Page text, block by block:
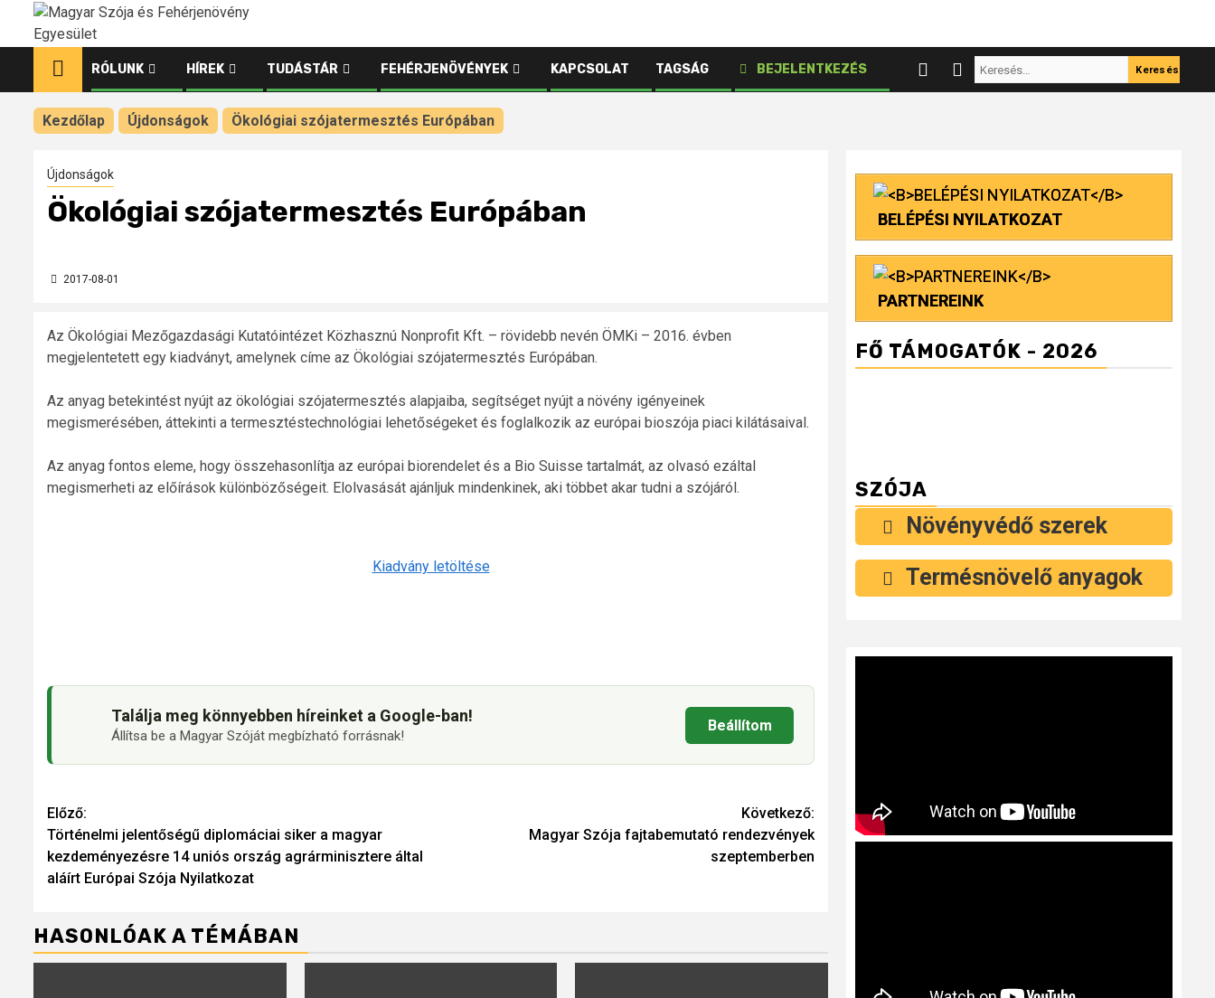
Ugrás
tartalomhoz
RÓLUNK HÍREK TUDÁSTÁR FEHÉRJENÖVÉNYEK KAPCSOLAT TAGSÁG BEJELENTKEZÉS Keresés:
Kezdőlap Újdonságok Ökológiai szójatermesztés Európában
Újdonságok
Ökológiai szójatermesztés Európában
2017-08-01
Az Ökológiai Mezőgazdasági Kutatóintézet Közhasznú Nonprofit Kft. – rövidebb nevén ÖMKi – 2016. évben
megjelentetett egy kiadványt, amelynek címe az Ökológiai szójatermesztés Európában.
Az anyag betekintést nyújt az ökológiai szójatermesztés alapjaiba, segítséget nyújt a növény igényeinek
megismerésében, áttekinti a termesztéstechnológiai lehetőségeket és foglalkozik az európai bioszója piaci kilátásaival.
Az anyag fontos eleme, hogy összehasonlítja az európai biorendelet és a Bio Suisse tartalmát, az olvasó ezáltal
megismerheti az előírások különbözőségeit. Elolvasását ajánljuk mindenkinek, aki többet akar tudni a szójáról.
Kiadvány letöltése
Találja meg könnyebben híreinket a Google-ban!
Állítsa be a Magyar Szóját megbízható forrásnak!
Beállítom
Continue
Reading
Előző:
Történelmi jelentőségű diplomáciai siker a magyar
kezdeményezésre 14 uniós ország agrárminisztere által
aláírt Európai Szója Nyilatkozat
Következő:
Magyar Szója fajtabemutató rendezvények
szeptemberben
HASONLÓAK A TÉMÁBAN
BELÉPÉSI NYILATKOZAT
PARTNEREINK
FŐ TÁMOGATÓK - 2026
SZÓJA
Növényvédő szerek
Termésnövelő anyagok